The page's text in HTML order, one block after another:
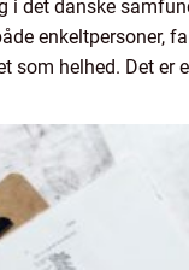
i det danske
enkeltpersoner,
som helhed. Det er
alvorlige...